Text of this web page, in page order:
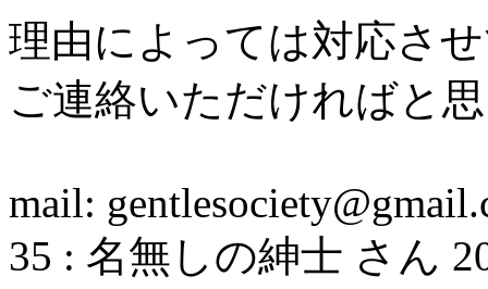
理由によっては対応さ
ご連絡いただければと
mail:
35 : 名無しの紳士 さん